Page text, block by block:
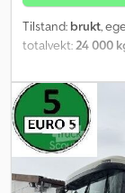
Tilstand: brukt,
totalvekt:24 000
driftsvekt:24 000
trykkluftbrems